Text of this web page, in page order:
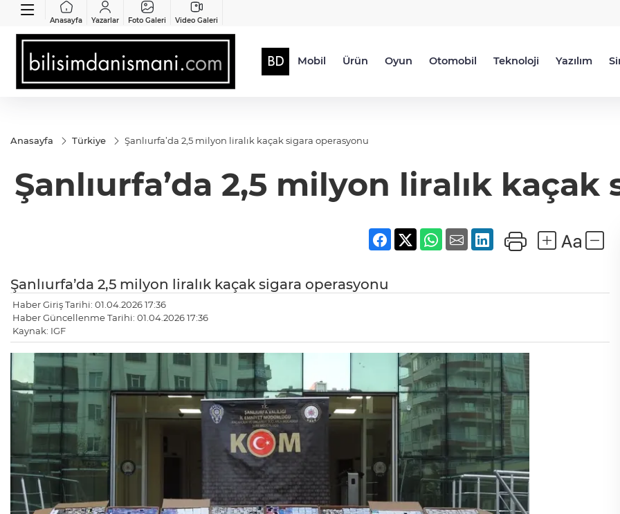
Anasayfa Yazarlar Foto Galeri Video Galeri
Mobil Ürün Oyun Otomobil Teknoloji Yazılım
Anasayfa Türkiye Şanlıurfa’da 2,5 milyon liralık kaçak sigara operasyonu
Şanlıurfa’da 2,5 milyon liralık
Şanlıurfa’da 2,5 milyon liralık kaçak sigara operasyonu
Haber Giriş Tarihi: 01.04.2026 17:36
Haber Güncellenme Tarihi: 01.04.2026 17:36
Kaynak: IGF